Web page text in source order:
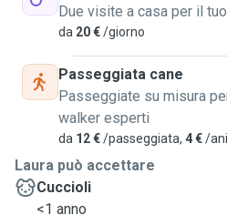
Due visite a casa per il
da 20 €/giorno
Passeggiata cane
Passeggiate su misura
walker esperti
da 12 €/passeggiata, 4 €/
Laura può accettare
Cuccioli
<1 anno